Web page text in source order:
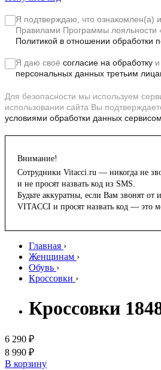
Я подтверждаю, что ознакомлен(а)
Правилами Программы лояльности
Политикой в отношении обработки
Я даю своё согласие на обработку и
персональных данных третьим
Для безопасности мы используем
использовании сайта Вы
условиями обработки данных сервисом.
Внимание!
Сотрудники Vitacci.ru — никогда не
и не просят назвать код из SMS.
Будьте аккуратны, если Вам звонят от
VITACCI и просят назвать код — это
Главная ›
Женщинам ›
Обувь ›
Кроссовки ›
Кроссовки
6 290 ₽
8 990 ₽
В корзину